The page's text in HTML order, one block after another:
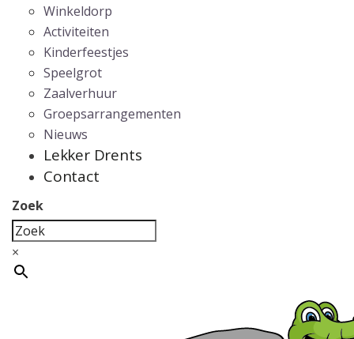
Winkeldorp
Activiteiten
Kinderfeestjes
Speelgrot
Zaalverhuur
Groepsarrangementen
Nieuws
Lekker Drents
Contact
Zoek
×